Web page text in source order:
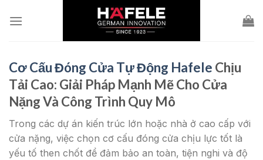
Cơ Cấu Đóng Cửa Tự Động Hafele Chịu
Tải Cao: Giải Pháp Mạnh Mẽ Cho Cửa
Nặng Và Công Trình Quy Mô
Trong các dự án kiến trúc lớn hoặc nhà ở cao cấp với
cửa nặng, việc chọn cơ cấu đóng cửa chịu lực tốt là
yếu tố then chốt để đảm bảo an toàn, tiện nghi và độ